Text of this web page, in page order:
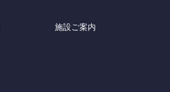
施設ご案内